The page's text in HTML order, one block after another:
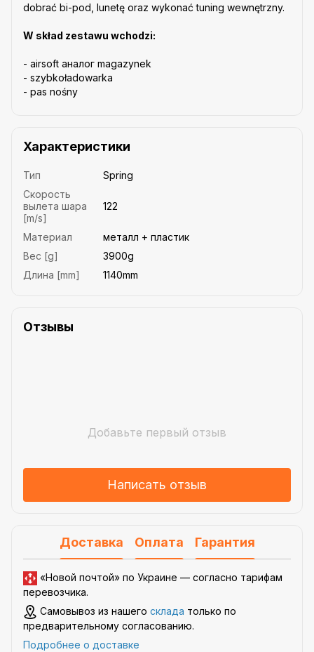
dobrać bi-pod, lunetę oraz wykonać tuning wewnętrzny.
W skład zestawu wchodzi:
- airsoft аналог magazynek
- szybkoładowarka
- pas nośny
Характеристики
Тип
Spring
Скорость
вылета шара
[m/s]
122
Материал
металл + пластик
Вес [g]
3900g
Длина [mm]
1140mm
Отзывы
Добавьте первый отзыв
Написать отзыв
Доставка Оплата Гарантия
«Новой почтой» по Украине — согласно тарифам
перевозчика.
Самовывоз из нашего склада только по
предварительному согласованию.
Подробнее о доставке